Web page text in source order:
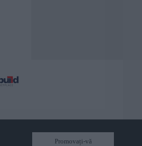
Promovați-vă